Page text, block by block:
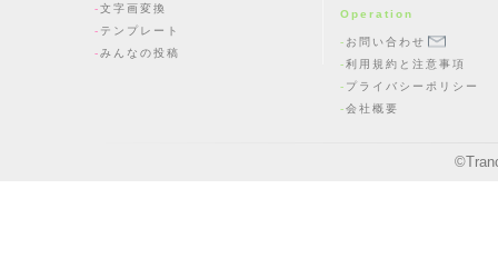
文字画変換
テンプレート
みんなの投稿
Operation
お問い合わせ
利用規約と注意事項
プライバシーポリシー
会社概要
©